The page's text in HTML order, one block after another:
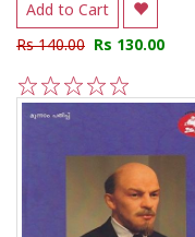
Add to Cart
Rs 140.00 Rs 130.00
5
4
3
2
1